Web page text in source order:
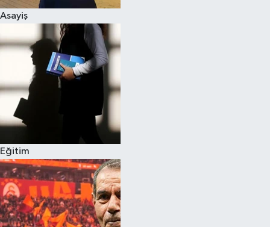
Asayiş
Eğitim